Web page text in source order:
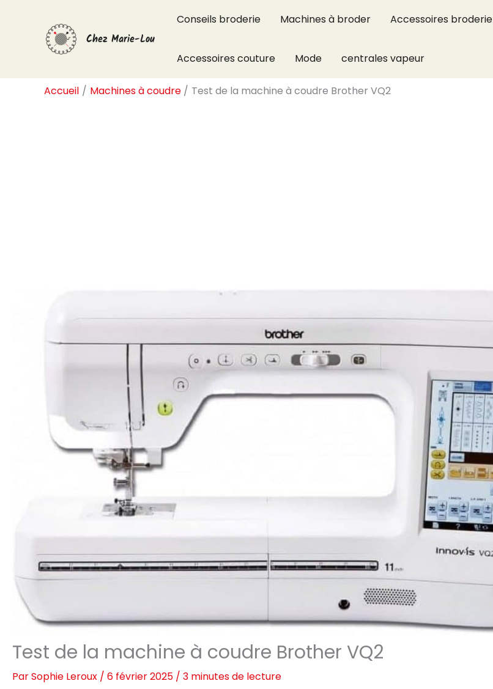
Chez Marie-Lou
Conseils broderie Machines à broder Accessoires broderie
Accessoires couture Mode centrales vapeur
Accueil Machines à coudre Test de la machine à coudre Brother VQ2
Test de la machine à coudre Brother VQ2
ParSophie Leroux / 6 février 2025 / 3 minutes de lecture